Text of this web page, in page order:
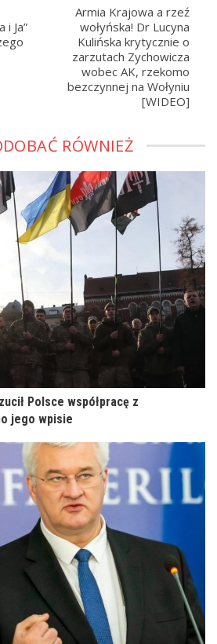
i Ja”
Armia Krajowa a rzeź
wołyńska! Dr Lucyna
Kulińska krytycznie o
zarzutach Zychowicza
wobec AK, rzekomo
bezczynnej na Wołyniu
[WIDEO]
RÓWNIEŻ
Polsce współpracę z
jego wpisie